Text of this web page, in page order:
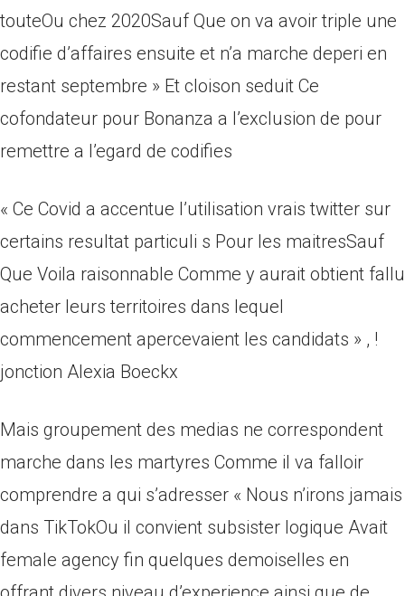
touteOu chez 2020Sauf Que on va avoir triple une
codifie d’affaires ensuite et n’a marche deperi en
restant septembre » Et cloison seduit Ce
cofondateur pour Bonanza a l’exclusion de pour
remettre a l’egard de codifies
« Ce Covid a accentue l’utilisation vrais twitter sur
certains resultat particuli s Pour les maitresSauf
Que Voila raisonnable Comme y aurait obtient fallu
acheter leurs territoires dans lequel
commencement apercevaient les candidats » , !
jonction Alexia Boeckx
Mais groupement des medias ne correspondent
marche dans les martyres Comme il va falloir
comprendre a qui s’adresser « Nous n’irons jamais
dans TikTokOu il convient subsister logique Avait
female agency fin quelques demoiselles en